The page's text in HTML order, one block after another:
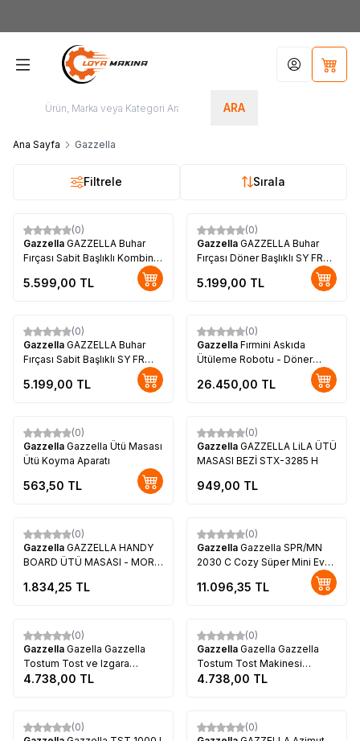
ARA
Hesabım
Ana Sayfa Gazzella
Filtrele Sırala
(0)
Gazzella GAZZELLA Buhar
Fırçası Sabit Başlıklı Kombine
5.599,00 TL
(0)
Gazzella GAZZELLA Buhar
Fırçası Döner Başlıklı SY FR
5.199,00 TL
(0)
Gazzella GAZZELLA Buhar
Fırçası Sabit Başlıklı SY FR
5.199,00 TL
(0)
Gazzella Fırmini Askıda
Ütüleme Robotu - Döner
Başlıklı 7,5 Litre – İki Fırça
26.450,00 TL
(0)
Gazzella Gazzella Ütü Masası
Ütü Koyma Aparatı
563,50 TL
(0)
Gazzella GAZZELLA LiLA ÜTÜ
MASASI BEZİ STX-3285 H
949,00 TL
(0)
Gazzella GAZZELLA HANDY
BOARD ÜTÜ MASASI - MOR -
ÜTÜLEME YÜZEYİ SM/GZM
1.834,25 TL
(0)
Gazzella Gazzella SPR/MN
2030 C Cozy Süper Mini Ev
Tipi 1 Lt 4 Bar Buhar Kazanlı
Ütü
11.096,35 TL
(0)
Gazzella Gazella Gazzella
Tostum Tost ve Izgara
Makinesi Tst 1000 R
4.738,00 TL
(0)
Gazzella Gazella Gazzella
Tostum Tost Makinesi
(Kırmızı) TST 1000 K
4.738,00 TL
(0)
(0)